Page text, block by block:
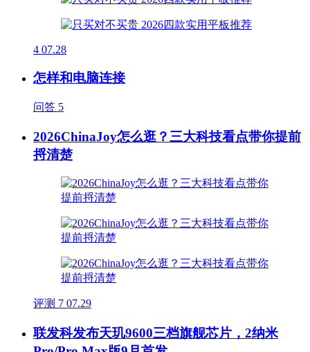
4 07.28
怎样和电脑连接
问答 5
2026ChinaJoy怎么逛？三大科技看点带你提前
捋清楚
评测 7 07.29
联发科发布天玑9600三档旗舰芯片，2纳米